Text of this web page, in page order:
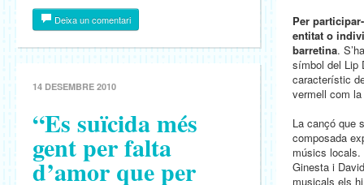
Deixa un comentari
14 DESEMBRE 2010
“Es suïcida més
gent per falta
d’amor que per
Per
entitat o
barretina.
símbol del Lip
característic
vermell com
La cançó que
composada
músics locals.
Ginesta i
musicals els